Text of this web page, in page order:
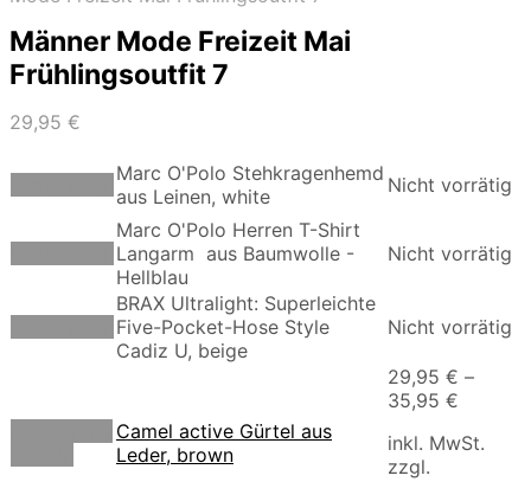
Männer Mode Freizeit Mai
Frühlingsoutfit 7
29,95 €
Marc O'Polo Stehkragenhemd
aus Leinen, white
Nicht vorrätig
Marc O'Polo Herren T-Shirt
Langarm aus Baumwolle -
Hellblau
Nicht vorrätig
BRAX Ultralight: Superleichte
Five-Pocket-Hose Style
Cadiz U, beige
Nicht vorrätig
Dieses
Camel active Gürtel aus
Leder, brown
29,95 € –
35,95 €
inkl. MwSt.
zzgl.